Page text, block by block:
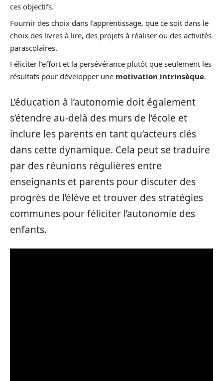
ces objectifs.
Fournir des choix dans l’apprentissage, que ce soit dans le
choix des livres à lire, des projets à réaliser ou des activités
parascolaires.
Féliciter l’effort et la persévérance plutôt que seulement les
résultats pour développer une motivation intrinsèque.
L’éducation à l’autonomie doit également
s’étendre au-delà des murs de l’école et
inclure les parents en tant qu’acteurs clés
dans cette dynamique. Cela peut se traduire
par des réunions régulières entre
enseignants et parents pour discuter des
progrès de l’élève et trouver des stratégies
communes pour féliciter l’autonomie des
enfants.